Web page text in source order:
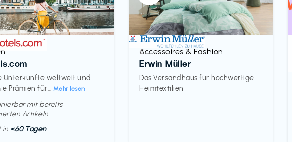
Unterkünfte weltweit und
Prämien für... Mehr lesen
mit bereits
Artikeln
in <60 Tagen
Accessoires & Fashion
Erwin Müller
Das Versandhaus für hochwertige
Heimtextilien
€‎